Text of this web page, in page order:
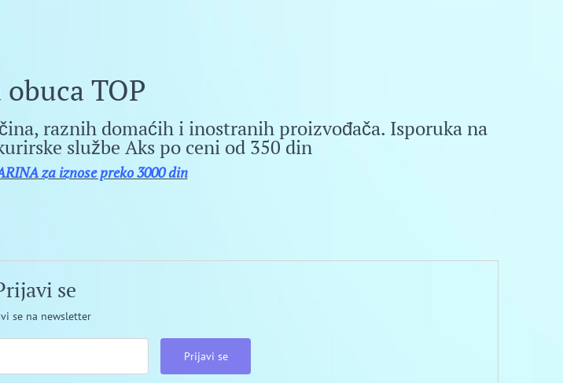
TOP
raznih domaćih i inostranih proizvođača. Isporuka na
službe Aks po ceni od 350 din
za iznose preko 3000 din
se
se na newsletter
Prijavi se